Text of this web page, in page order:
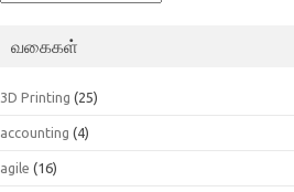
வகைகள்
3D Printing (25)
accounting (4)
agile (16)